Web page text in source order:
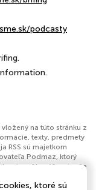
⁠⁠⁠⁠⁠⁠⁠⁠⁠⁠⁠⁠⁠⁠⁠⁠⁠⁠⁠⁠⁠⁠⁠⁠⁠⁠⁠⁠⁠⁠⁠⁠⁠⁠⁠⁠⁠⁠⁠⁠⁠⁠⁠⁠⁠⁠⁠⁠⁠⁠⁠⁠⁠⁠⁠⁠⁠⁠⁠⁠⁠⁠⁠⁠⁠⁠⁠⁠⁠⁠⁠⁠⁠⁠⁠⁠⁠⁠⁠⁠⁠⁠⁠⁠⁠⁠⁠⁠⁠⁠⁠⁠⁠⁠⁠⁠⁠⁠⁠⁠⁠⁠⁠⁠⁠⁠⁠⁠⁠⁠⁠⁠⁠⁠⁠⁠⁠⁠⁠⁠⁠⁠⁠⁠⁠⁠⁠⁠⁠⁠⁠⁠⁠⁠⁠⁠⁠⁠⁠⁠⁠⁠⁠⁠⁠⁠⁠⁠⁠⁠⁠⁠⁠⁠⁠⁠⁠⁠⁠⁠⁠⁠⁠⁠⁠⁠⁠⁠⁠ ⁠⁠sme.sk/podcasty⁠⁠⁠⁠⁠⁠⁠⁠⁠⁠⁠⁠⁠⁠⁠⁠⁠⁠⁠⁠⁠⁠⁠⁠⁠⁠⁠⁠⁠⁠⁠⁠⁠⁠⁠⁠⁠⁠⁠⁠⁠⁠⁠⁠⁠⁠⁠⁠⁠⁠⁠⁠⁠⁠⁠⁠⁠⁠⁠⁠⁠⁠⁠⁠⁠⁠⁠⁠⁠⁠⁠⁠⁠⁠⁠⁠⁠⁠⁠⁠⁠⁠⁠⁠⁠⁠⁠⁠⁠⁠⁠⁠⁠⁠⁠⁠⁠⁠⁠⁠⁠⁠⁠⁠⁠⁠⁠⁠⁠⁠⁠⁠⁠⁠⁠⁠⁠⁠⁠⁠⁠⁠⁠⁠⁠⁠⁠⁠⁠⁠⁠⁠⁠⁠⁠⁠⁠⁠⁠⁠⁠⁠⁠⁠⁠⁠⁠⁠⁠⁠⁠⁠⁠⁠⁠⁠⁠⁠⁠⁠⁠⁠⁠⁠⁠⁠⁠⁠⁠⁠⁠⁠⁠⁠⁠⁠⁠⁠⁠⁠⁠⁠⁠⁠⁠⁠⁠⁠⁠⁠⁠⁠⁠⁠⁠⁠⁠⁠⁠⁠⁠⁠
vložený na túto stránku z
texty, predmety
RSS sú majetkom
Podmaz, ktorý
Ak máš za to, že
kontrolu nad týmto
ktoré sú